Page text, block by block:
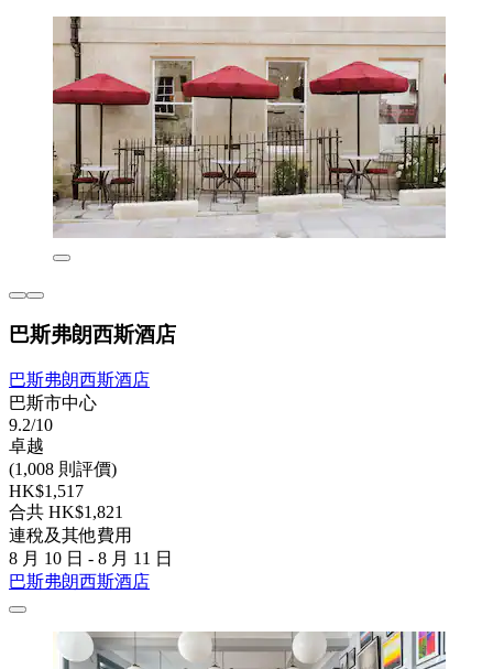
巴斯弗朗西斯酒店
巴斯弗朗西斯酒店
巴斯市中心
9.2/10
卓越
(1,008 則評價)
HK$1,517
合共 HK$1,821
連稅及其他費用
8 月 10 日 - 8 月 11 日
巴斯弗朗西斯酒店